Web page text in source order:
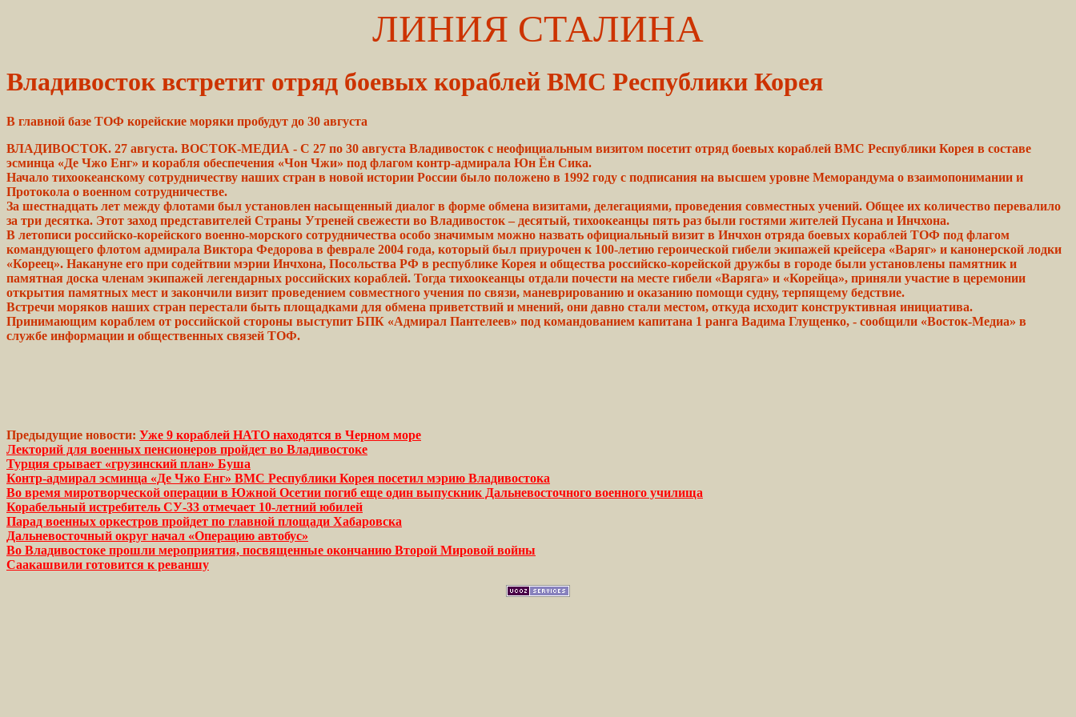
ЛИНИЯ СТАЛИНА
Владивосток встретит отряд боевых кораблей ВМС Республики Корея
В главной базе ТОФ корейские моряки пробудут до 30 августа
ВЛАДИВОСТОК. 27 августа. ВОСТОК-МЕДИА - C 27 по 30 августа Владивосток с неофициальным визитом посетит отряд боевых кораблей ВМС Республики Корея в составе
эсминца «Де Чжо Енг» и корабля обеспечения «Чон Чжи» под флагом контр-адмирала Юн Ён Сика.
Начало тихоокеанскому сотрудничеству наших стран в новой истории России было положено в 1992 году с подписания на высшем уровне Меморандума о взаимопонимании и
Протокола о военном сотрудничестве.
За шестнадцать лет между флотами был установлен насыщенный диалог в форме обмена визитами, делегациями, проведения совместных учений. Общее их количество перевалило
за три десятка. Этот заход представителей Страны Утреней свежести во Владивосток – десятый, тихоокеанцы пять раз были гостями жителей Пусана и Инчхона.
В летописи российско-корейского военно-морского сотрудничества особо значимым можно назвать официальный визит в Инчхон отряда боевых кораблей ТОФ под флагом
командующего флотом адмирала Виктора Федорова в феврале 2004 года, который был приурочен к 100-летию героической гибели экипажей крейсера «Варяг» и канонерской лодки
«Кореец». Накануне его при содейтвии мэрии Инчхона, Посольства РФ в республике Корея и общества российско-корейской дружбы в городе были установлены памятник и
памятная доска членам экипажей легендарных российских кораблей. Тогда тихоокеанцы отдали почести на месте гибели «Варяга» и «Корейца», приняли участие в церемонии
открытия памятных мест и закончили визит проведением совместного учения по связи, маневрированию и оказанию помощи судну, терпящему бедствие.
Встречи моряков наших стран перестали быть площадками для обмена приветствий и мнений, они давно стали местом, откуда исходит конструктивная инициатива.
Принимающим кораблем от российской стороны выступит БПК «Адмирал Пантелеев» под командованием капитана 1 ранга Вадима Глущенко, - сообщили «Восток-Медиа» в
службе информации и общественных связей ТОФ.
Предыдущие новости: Уже 9 кораблей НАТО находятся в Черном море
Лекторий для военных пенсионеров пройдет во Владивостоке
Турция срывает «грузинский план» Буша
Контр-адмирал эсминца «Де Чжо Енг» ВМС Республики Корея посетил мэрию Владивостока
Во время миротворческой операции в Южной Осетии погиб еще один выпускник Дальневосточного военного училища
Корабельный истребитель СУ-33 отмечает 10-летний юбилей
Парад военных оркестров пройдет по главной площади Хабаровска
Дальневосточный округ начал «Операцию автобус»
Во Владивостоке прошли мероприятия, посвященные окончанию Второй Мировой войны
Саакашвили готовится к реваншу